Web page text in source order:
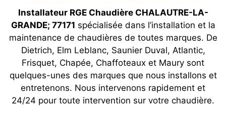
Installateur RGE Chaudière CHALAUTRE-LA-
GRANDE; 77171 spécialisée dans l’installation et la
maintenance de chaudières de toutes marques. De
Dietrich, Elm Leblanc, Saunier Duval, Atlantic,
Frisquet, Chapée, Chaffoteaux et Maury sont
quelques-unes des marques que nous installons et
entretenons. Nous intervenons rapidement et
24/24 pour toute intervention sur votre chaudière.